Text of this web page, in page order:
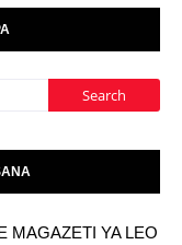
MAGAZETI YA LEO